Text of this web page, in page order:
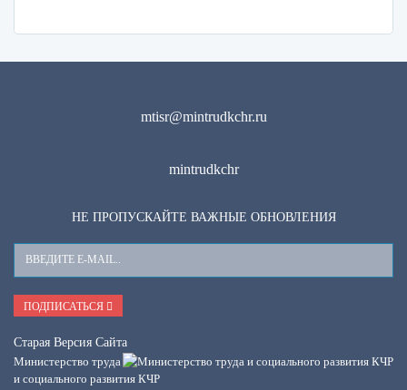
mtisr@mintrudkchr.ru
mintrudkchr
НЕ ПРОПУСКАЙТЕ ВАЖНЫЕ ОБНОВЛЕНИЯ
Ваш
E-
Mail
ПОДПИСАТЬСЯ
Старая Версия Сайта
Министерство труда
и социального развития КЧР